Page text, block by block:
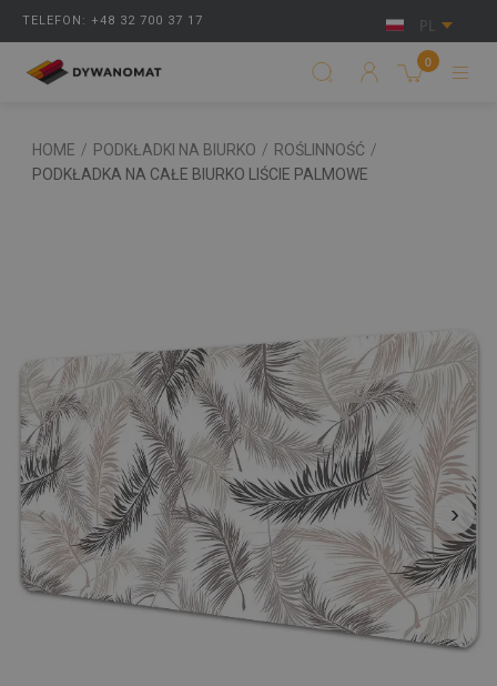
TELEFON: +48 32 700 37 17 PL
0
HOME / PODKŁADKI NA BIURKO / ROŚLINNOŚĆ /
PODKŁADKA NA CAŁE BIURKO LIŚCIE PALMOWE
‹ ›